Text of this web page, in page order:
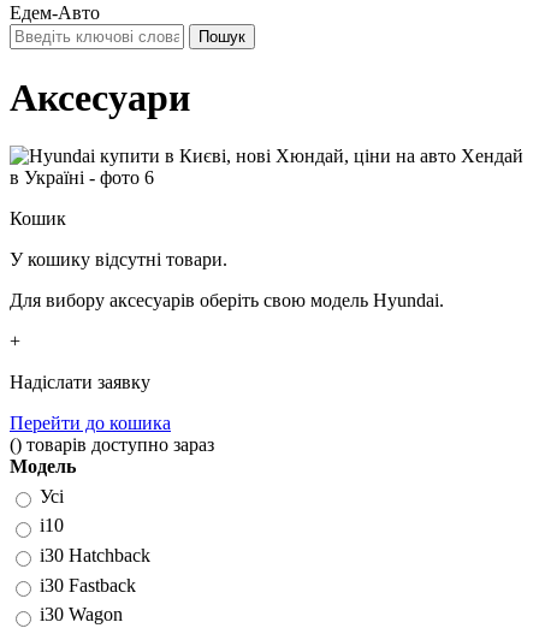
Едем-Авто
Аксесуари
Кошик
У кошику відсутні товари.
Для вибору аксесуарів оберіть свою модель Hyundai.
+
Надіслати заявку
Перейти до кошика
() товарів доступно зараз
Модель
Усі
i10
i30 Hatchback
i30 Fastback
i30 Wagon